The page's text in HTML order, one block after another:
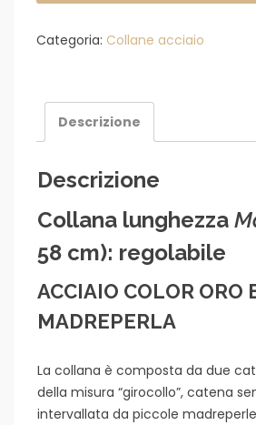
e
Categoria: Collane acciaio
Descrizione
Descrizione
Collana lunghezza
58 cm): regolabile
ACCIAIO COLOR ORO
MADREPERLA
La collana è composta da due
della misura “girocollo”, catena
intervallata da piccole